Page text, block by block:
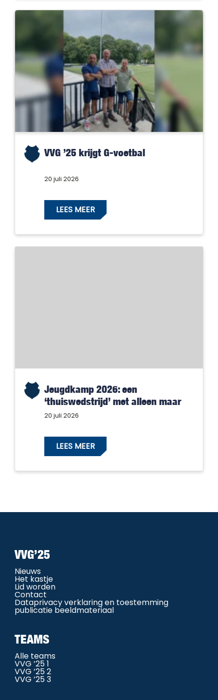
VVG ’25 krijgt G-voetbal
20 juli 2026
LEES MEER
Jeugdkamp 2026: een
‘thuiswedstrijd’ met alleen maar
winnaars!
20 juli 2026
LEES MEER
VVG’25
Nieuws
Het kastje
Lid worden
Contact
Dataprivacy verklaring en toestemming
publicatie beeldmateriaal
TEAMS
Alle teams
VVG ’25 1
VVG ’25 2
VVG ’25 3